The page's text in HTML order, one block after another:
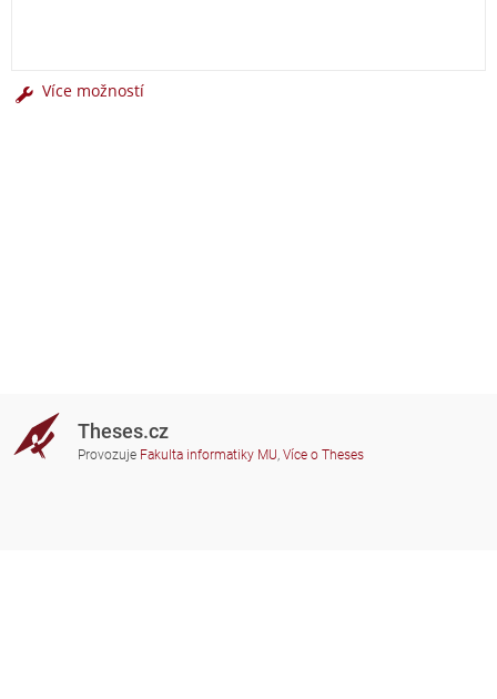
Více možností
Theses.cz
Provozuje Fakulta informatiky MU, Více o Theses